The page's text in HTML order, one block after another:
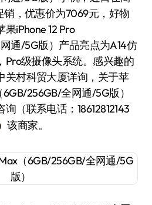
销，优惠价为7069元，好物
iPhone 12 Pro
通/5G版）产品亮点为A14仿
Pro级摄像头系统。感兴趣的
关村科贸大厦详询，关于苹
6GB/256GB/全网通/5G版）
（联系电话：18612812143
该商家。